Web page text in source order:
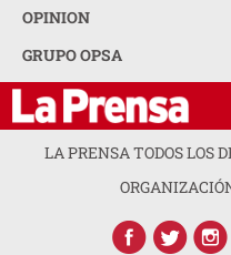
OPINION
GRUPO OPSA
LA PRENSA TODOS LOS